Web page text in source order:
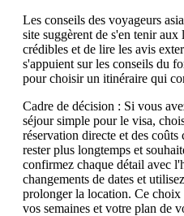
Les conseils des voyageurs
site suggèrent de s'en tenir aux
crédibles et de lire les avis
s'appuient sur les conseils du
pour choisir un itinéraire qui
Cadre de décision : Si vous
séjour simple pour le visa,
réservation directe et des
rester plus longtemps et
confirmez chaque détail avec
changements de dates et
prolonger la location. Ce choix
vos semaines et votre plan de